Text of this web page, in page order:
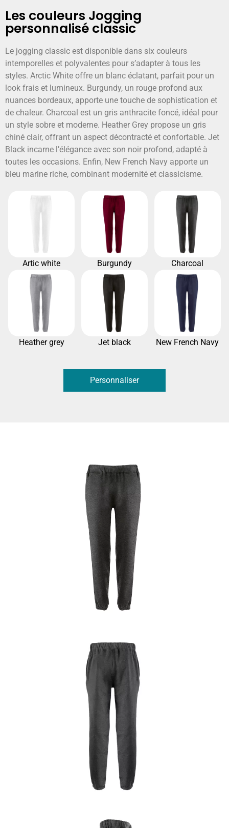
Les couleurs Jogging
personnalisé classic
Le jogging classic est disponible dans six couleurs
intemporelles et polyvalentes pour s’adapter à tous les
styles. Arctic White offre un blanc éclatant, parfait pour un
look frais et lumineux. Burgundy, un rouge profond aux
nuances bordeaux, apporte une touche de sophistication et
de chaleur. Charcoal est un gris anthracite foncé, idéal pour
un style sobre et moderne. Heather Grey propose un gris
chiné clair, offrant un aspect décontracté et confortable. Jet
Black incarne l’élégance avec son noir profond, adapté à
toutes les occasions. Enfin, New French Navy apporte un
bleu marine riche, combinant modernité et classicisme.
Artic white Burgundy Charcoal
Heather grey Jet black New French Navy
Personnaliser